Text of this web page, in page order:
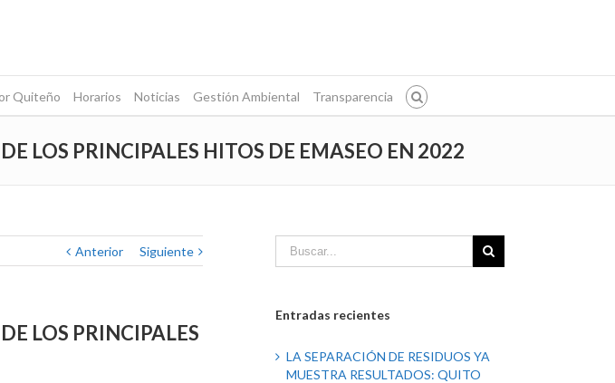
Quiteño Horarios Noticias Gestión Ambiental Transparencia
LOS PRINCIPALES HITOS DE EMASEO EN 2022
Anterior Siguiente
LOS PRINCIPALES
Entradas recientes
LA SEPARACIÓN DE RESIDUOS YA
MUESTRA RESULTADOS: QUITO